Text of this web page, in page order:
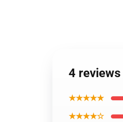
4
★★★★★
★★★★☆